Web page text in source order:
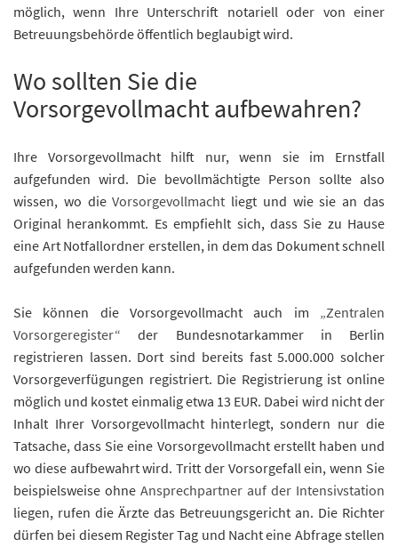
möglich, wenn Ihre Unterschrift notariell oder von einer
Betreuungsbehörde öffentlich beglaubigt wird.
Wo sollten Sie die
Vorsorgevollmacht aufbewahren?
Ihre Vorsorgevollmacht hilft nur, wenn sie im Ernstfall
aufgefunden wird. Die bevollmächtigte Person sollte also
wissen, wo dieVorsorgevollmacht liegt und wie sie an das
Original herankommt. Es empfiehlt sich, dass Sie zu Hause
eine Art Notfallordner erstellen, in dem das Dokument schnell
aufgefunden werden kann.
Sie können die Vorsorgevollmacht auch im „Zentralen
Vorsorgeregister“ der Bundesnotarkammer in Berlin
registrieren lassen. Dort sind bereits fast 5.000.000 solcher
Vorsorgeverfügungen registriert. Die Registrierung ist online
möglich und kostet einmalig etwa 13 EUR. Dabei wird nicht der
Inhalt Ihrer Vorsorgevollmacht hinterlegt, sondern nur die
Tatsache, dass Sie eine Vorsorgevollmacht erstellt haben und
wo diese aufbewahrt wird. Tritt der Vorsorgefall ein, wenn Sie
beispielsweise ohne Ansprechpartner auf der Intensivstation
liegen, rufen die Ärzte das Betreuungsgericht an. Die Richter
dürfen bei diesem Register Tag und Nacht eine Abfrage stellen